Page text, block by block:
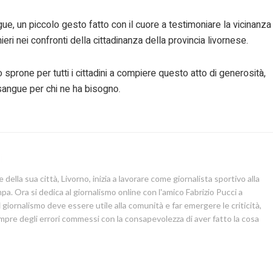
un piccolo gesto fatto con il cuore a testimoniare la vicinanza
nei confronti della cittadinanza della provincia livornese.
sprone per tutti i cittadini a compiere questo atto di generosità,
per chi ne ha bisogno.
della sua città, Livorno, inizia a lavorare come giornalista sportivo alla
Ora si dedica al giornalismo online con l'amico Fabrizio Pucci a
giornalismo deve essere utile alla comunità e far emergere le criticità,
degli errori commessi con la consapevolezza di aver fatto la cosa